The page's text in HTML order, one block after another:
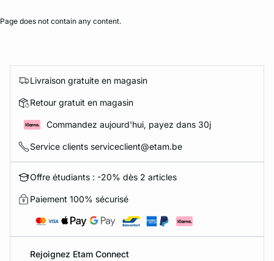
Page does not contain any content.
Livraison gratuite en magasin
Retour gratuit en magasin
Commandez aujourd'hui, payez dans 30j
Service clients serviceclient@etam.be
Offre étudiants : -20% dès 2 articles
Paiement 100% sécurisé
Rejoignez Etam Connect